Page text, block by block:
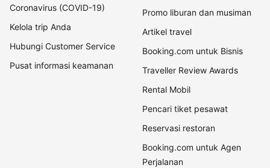
Coronavirus (COVID-19)
Kelola trip Anda
Hubungi Customer Service
Pusat informasi keamanan
Promo liburan dan musiman
Artikel travel
Booking.com untuk Bisnis
Traveller Review Awards
Rental Mobil
Pencari tiket pesawat
Reservasi restoran
Booking.com untuk Agen
Perjalanan